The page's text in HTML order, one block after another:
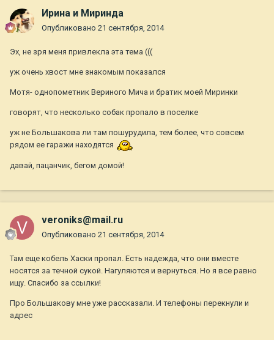
Ирина и Миринда
Опубликовано 21 сентября, 2014
Эх, не зря меня привлекла эта тема (((
уж очень хвост мне знакомым показался
Мотя- однопометник Вериного Мича и братик моей Миринки
говорят, что несколько собак пропало в поселке
уж не Большакова ли там пошурудила, тем более, что совсем
рядом ее гаражи находятся
давай, пацанчик, бегом домой!
veroniks@mail.ru
Опубликовано 21 сентября, 2014
Там еще кобель Хаски пропал. Есть надежда, что они вместе
носятся за течной сукой. Нагуляются и вернуться. Но я все равно
ищу. Спасибо за ссылки!
Про Большакову мне уже рассказали. И телефоны перекнули и
адрес